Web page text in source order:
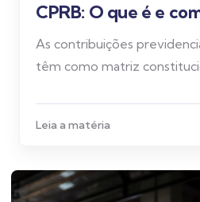
CPRB: O que é e
As contribuições
têm como matriz
Leia a matéria